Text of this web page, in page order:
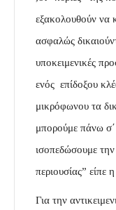
εξακολουθούν να
ασφαλώς
υποκειμενικές
ενός επίδοξου
μικρόφωνου τα
μπορούμε πάνω
ισοπεδώσουμε
περιουσίας” είπε
Για την